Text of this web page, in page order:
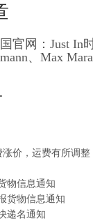
官网：Just In
、Max
价，运费有所调整
物信息通知
货物信息通知
递名通知